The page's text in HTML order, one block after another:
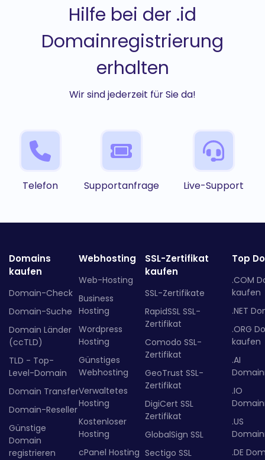
Hilfe bei der .id
Domainregistrierung
erhalten
Wir sind jederzeit für Sie da!
Telefon Supportanfrage Live-Support
Domains
kaufen
Domain-Check
Domain-Suche
Domain Länder
(ccTLD)
TLD - Top-
Level-Domain
Domain Transfer
Domain-Reseller
Günstige
Domain
registrieren
Webhosting
Web-Hosting
Business
Hosting
Wordpress
Hosting
Günstiges
Webhosting
Verwaltetes
Hosting
Kostenloser
Hosting
cPanel Hosting
SSL-Zertifikat
kaufen
SSL-Zertifikate
RapidSSL SSL-
Zertifikat
Comodo SSL-
Zertifikat
GeoTrust SSL-
Zertifikat
DigiCert SSL
Zertifikat
GlobalSign SSL
Sectigo SSL
Top
.COM
kaufen
.NET
.ORG
kaufen
.AI
.IO
.US
.DE